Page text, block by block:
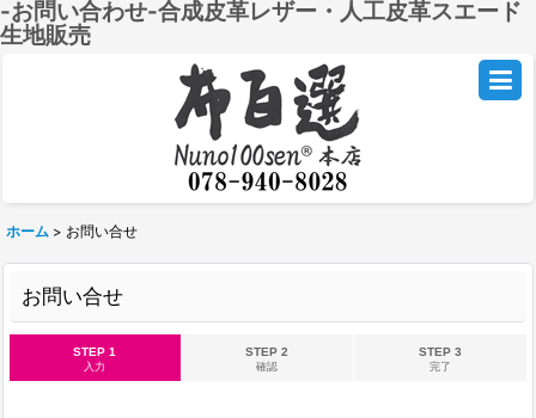
-お問い合わせ-合成皮革レザー・人工皮革スエード
生地販売
ホーム > お問い合せ
お問い合せ
STEP 1
入力
STEP 2
確認
STEP 3
完了